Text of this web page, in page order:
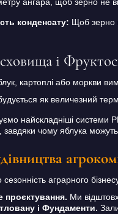
ангара, щоб зерно не
конденсату: Щоб зерно
і
картоплі або моркви
як величезний
найскладніші системи
завдяки чому яблука
сезонність аграрного
проєктування. Ми
і Фундаменти.